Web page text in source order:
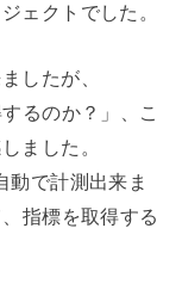
ェクトでした。
したが、
るのか？」、こ
ました。
動で計測出来ま
指標を取得する